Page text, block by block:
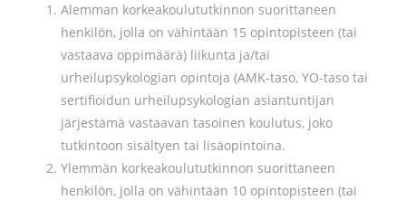
Alemman korkeakoulututkinnon suorittaneen
henkilön, jolla on vähintään 15 opintopisteen (tai
vastaava oppimäärä) liikunta ja/tai
urheilupsykologian opintoja (AMK-taso, YO-taso tai
sertifioidun urheilupsykologian asiantuntijan
järjestämä vastaavan tasoinen koulutus, joko
tutkintoon sisältyen tai lisäopintoina.
Ylemmän korkeakoulututkinnon suorittaneen
henkilön, jolla on vähintään 10 opintopisteen (tai